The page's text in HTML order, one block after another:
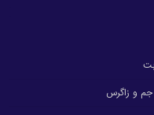
و زاگرس